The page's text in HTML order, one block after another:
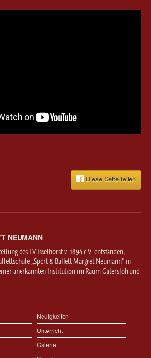
Diese Seite teilen
NEUMANN
des TV Isselhorst v. 1894 e.V. entstanden,
„Sport & Ballett Margret Neumann“ in
anerkannten Institution im Raum Gütersloh und
Neuigkeiten
Unterricht
Galerie